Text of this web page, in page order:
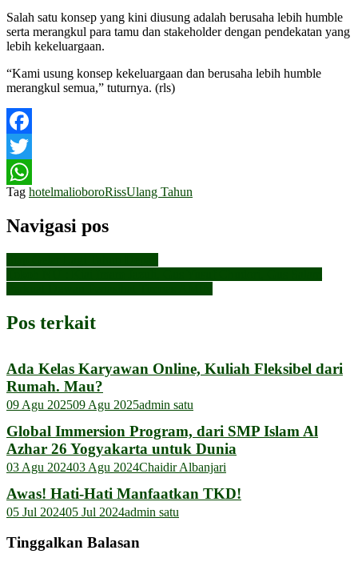
Salah satu konsep yang kini diusung adalah berusaha lebih humble
serta merangkul para tamu dan stakeholder dengan pendekatan yang
lebih kekeluargaan.
“Kami usung konsep kekeluargaan dan berusaha lebih humble
merangkul semua,” tuturnya. (rls)
Facebook
Twitter
WhatsApp
Tag hotelmalioboroRissUlang Tahun
Navigasi pos
Pos terkait
Ada Kelas Karyawan Online, Kuliah Fleksibel dari
Rumah. Mau?
09 Agu 202509 Agu 2025admin satu
Global Immersion Program, dari SMP Islam Al
Azhar 26 Yogyakarta untuk Dunia
03 Agu 202403 Agu 2024Chaidir Albanjari
Awas! Hati-Hati Manfaatkan TKD!
05 Jul 202405 Jul 2024admin satu
Tinggalkan Balasan